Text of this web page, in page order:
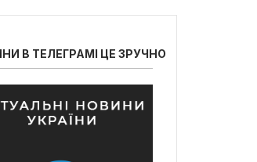
В ТЕЛЕГРАМІ ЦЕ ЗРУЧНО